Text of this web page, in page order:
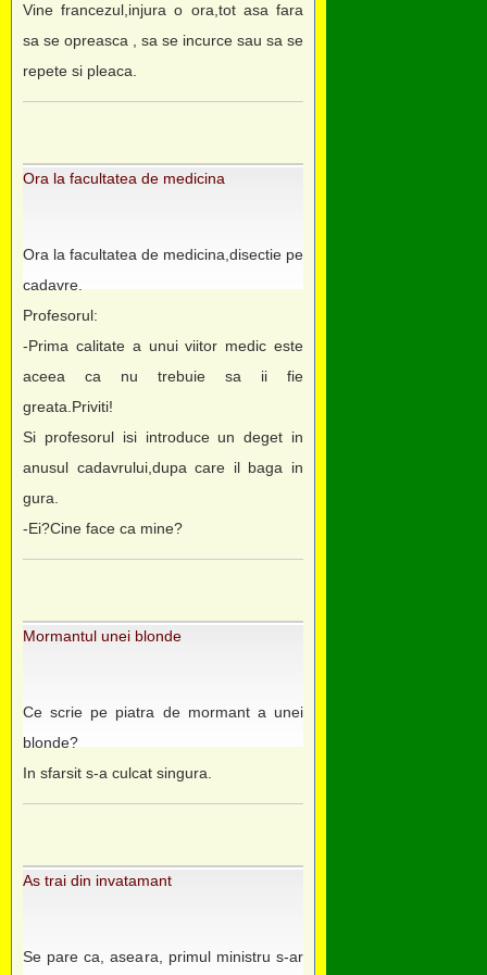
Vine francezul,injura o ora,tot asa fara
sa se opreasca , sa se incurce sau sa se
repete si pleaca.
Ora la facultatea de medicina
Ora la facultatea de medicina,disectie pe
cadavre.
Profesorul:
-Prima calitate a unui viitor medic este
aceea ca nu trebuie sa ii fie
greata.Priviti!
Si profesorul isi introduce un deget in
anusul cadavrului,dupa care il baga in
gura.
-Ei?Cine face ca mine?
Mormantul unei blonde
Ce scrie pe piatra de mormant a unei
blonde?
In sfarsit s-a culcat singura.
As trai din invatamant
Se pare ca, aseara, primul ministru s-ar